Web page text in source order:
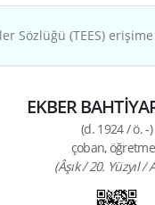
Sözlüğü (TEES) erişime
EKBER
(d. 1924 / ö. -)
çoban,
(Âşık / 20. Yüzyıl /